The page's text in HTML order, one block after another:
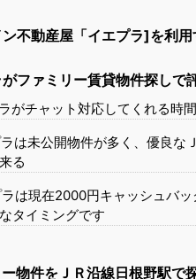
不動産屋「イエプラ]を利
ファミリー賃貸物件探しで
がチャット対応してくれる時
は未公開物件が多く、優良な
る
は現在2000円キャッシュバ
タイミングです
物件をＪＲ沿線日根野駅で